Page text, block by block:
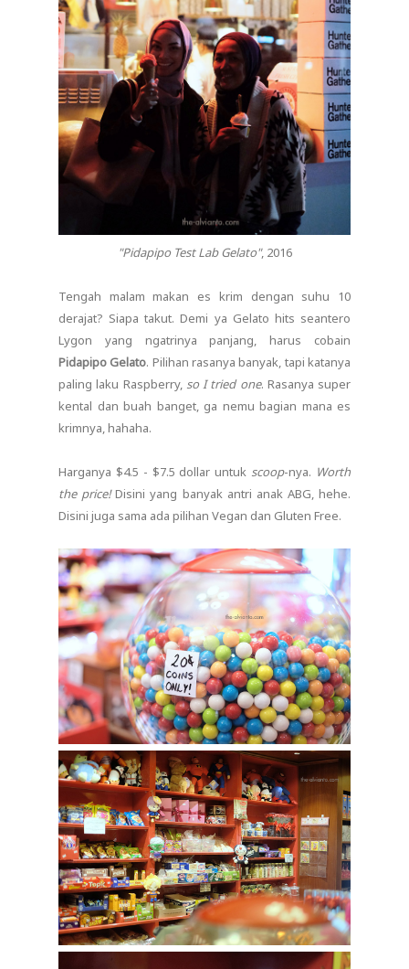
"Pidapipo Test Lab Gelato", 2016
Tengah malam makan es krim dengan suhu 10
derajat? Siapa takut. Demi ya Gelato hits seantero
Lygon yang ngatrinya panjang, harus cobain
Pidapipo Gelato. Pilihan rasanya banyak, tapi katanya
paling laku Raspberry, so I tried one. Rasanya super
kental dan buah banget, ga nemu bagian mana es
krimnya, hahaha.
Harganya $4.5 - $7.5 dollar untuk scoop-nya. Worth
the price!Disini yang banyak antri anak ABG, hehe.
Disini juga sama ada pilihan Vegan dan Gluten Free.